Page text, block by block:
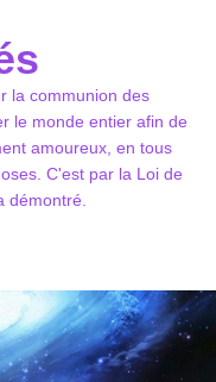
la communion des
le monde entier afin de
amoureux, en tous
C'est par la Loi de
démontré.